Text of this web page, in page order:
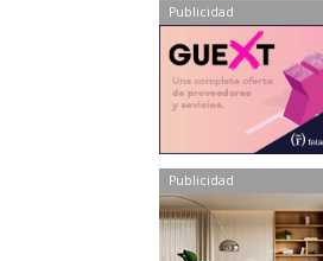
Publicidad
Publicidad